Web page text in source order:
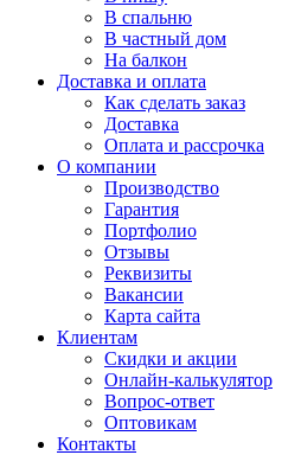
В спальню
В частный дом
На балкон
Доставка и оплата
Как сделать заказ
Доставка
Оплата и рассрочка
О компании
Производство
Гарантия
Портфолио
Отзывы
Реквизиты
Вакансии
Карта сайта
Клиентам
Скидки и акции
Онлайн-калькулятор
Вопрос-ответ
Оптовикам
Контакты